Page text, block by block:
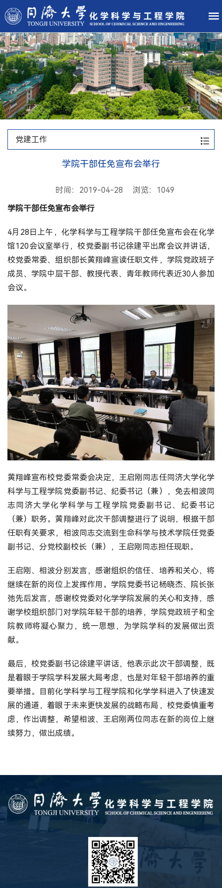
党建工作
学院干部任免宣布会举行
时间：2019-04-28 浏览： 1049
学院干部任免宣布会举行
4月28日上午，化学科学与工程学院干部任免宣布会在化学
馆120会议室举行，校党委副书记徐建平出席会议并讲话，
校党委常委、组织部长黄翔峰宣读任职文件，学院党政班子
成员、学院中层干部、教授代表、青年教师代表近30人参加
会议。
黄翔峰宣布校党委常委会决定，王启刚同志任同济大学化学
科学与工程学院党委副书记、纪委书记（兼），免去相波同
志同济大学化学科学与工程学院党委副书记、纪委书记
（兼）职务。黄翔峰对此次干部调整进行了说明，根据干部
任职有关要求，相波同志交流到生命科学与技术学院任党委
副书记、分党校副校长（兼），王启刚同志担任现职。
王启刚、相波分别发言，感谢组织的信任、培养和关心，将
继续在新的岗位上发挥作用。学院党委书记杨晓杰、院长张
弛先后发言，感谢校党委对化学学院发展的关心和支持，感
谢学校组织部门对学院年轻干部的培养，学院党政班子和全
院教师将凝心聚力，统一思想，为学院学科的发展做出贡
献。
最后，校党委副书记徐建平讲话，他表示此次干部调整，既
是着眼于学院学科发展大局考虑，也是对年轻干部培养的重
要举措。目前化学科学与工程学院和化学学科进入了快速发
展的通道，着眼于未来更快发展的战略布局，校党委慎重考
虑，作出调整，希望相波、王启刚两位同志在新的岗位上继
续努力，做出成绩。